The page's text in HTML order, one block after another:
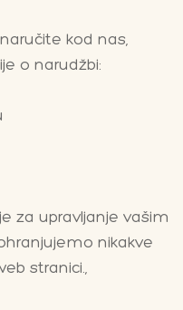
kod nas,
o narudžbi:
za upravljanje vašim
nikakve
stranici.,